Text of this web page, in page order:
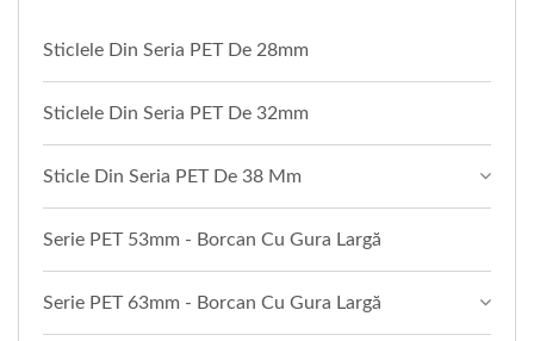
Sticlele Din Seria PET De 28mm
Sticlele Din Seria PET De 32mm
Sticle Din Seria PET De 38 Mm
Serie PET 53mm - Borcan Cu Gura Largă
Serie PET 63mm - Borcan Cu Gura Largă